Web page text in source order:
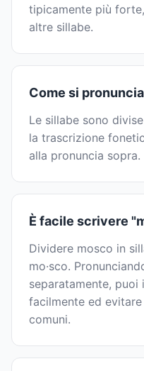
tipicamente più
altre sillabe.
Come si
Le sillabe sono
la trascrizione
alla pronuncia sopra.
È facile scrivere
Dividere mosco in
mo·sco.
separatamente,
facilmente ed
comuni.